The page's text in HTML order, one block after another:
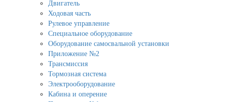
Двигатель
Ходовая часть
Рулевое управление
Специальное оборудование
Оборудование самосвальной установки
Приложение №2
Трансмиссия
Тормозная система
Электрооборудование
Кабина и оперение